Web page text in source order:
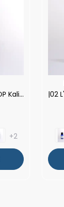
| V.S. TEMPTATION-TOP Kalite Kadın Parfüm Esansı.|
+2